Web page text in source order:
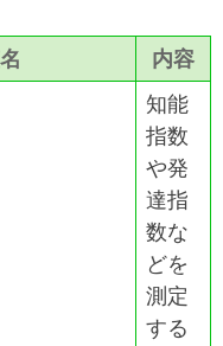
内容
知能
指数
や発
達指
数な
どを
測定
する